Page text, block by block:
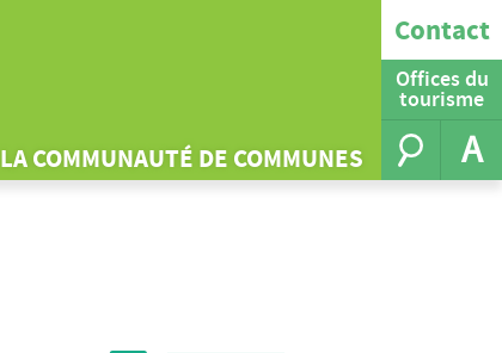
Contact
Offices du
tourisme
LA COMMUNAUTÉ DE COMMUNES A